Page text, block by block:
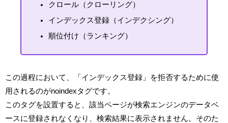
クロール（クローリング）
インデックス登録（インデクシング）
順位付け（ランキング）
この過程において、「インデックス登録」を拒否するために使
用されるのがnoindexタグです。
このタグを設置すると、該当ページが検索エンジンのデータベ
ースに登録されなくなり、検索結果に表示されません。そのた